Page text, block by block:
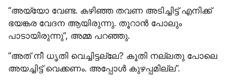
“അയ്യോ വേണ്ട. കഴിഞ്ഞ തവണ അടിച്ചിട്ട് എനിക്ക്
ഭയങ്കര വേദന ആയിരുന്നു. തൂറാൻ പോലും
പാടായിരുന്നു”, അമ്മ പറഞ്ഞു.
“അത് നീ ധൃതി വെച്ചിട്ടല്ലേ? കൂതി നല്ലതു പോലെ
അയച്ചിട്ട് വെക്കണം. അപ്പോൾ കുഴപ്പമില്ല”.